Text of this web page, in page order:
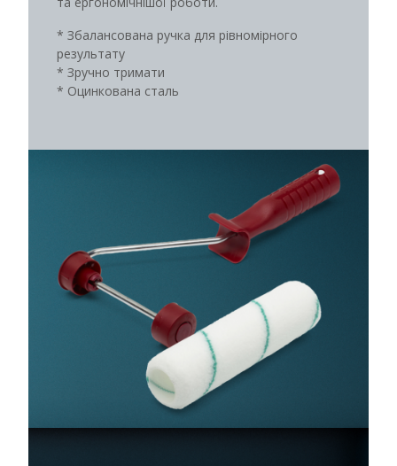
* Збалансована ручка для рівномірного
результату
* Зручно тримати
* Оцинкована сталь